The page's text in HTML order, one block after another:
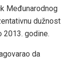
Međunarodnog
dužnost
2013. godine.
da